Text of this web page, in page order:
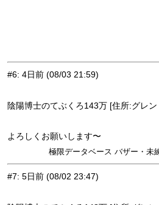
#6: 4日前 (08/03 21:59)
陰陽博士のてぶくろ143万 [住所:グレ
よろしくお願いします〜
極限データベース バザー・未
#7: 5日前 (08/02 23:47)